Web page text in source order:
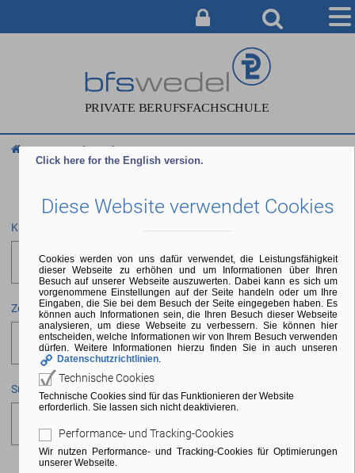
BERATUNG & ANMELDUNG
SERVICE & INFO
Kategorie
Auswählen
Zeitraum
Suchen
Click here for the English version.
Diese Website verwendet Cookies
Cookies werden von uns dafür verwendet, die Leistungsfähigkeit
dieser Webseite zu erhöhen und um Informationen über Ihren
Besuch auf unserer Webseite auszuwerten. Dabei kann es sich um
vorgenommene Einstellungen auf der Seite handeln oder um Ihre
Eingaben, die Sie bei dem Besuch der Seite eingegeben haben. Es
können auch Informationen sein, die Ihren Besuch dieser Webseite
analysieren, um diese Webseite zu verbessern. Sie können hier
entscheiden, welche Informationen wir von Ihrem Besuch verwenden
dürfen. Weitere Informationen hierzu finden Sie in auch unseren
Datenschutzrichtlinien.
Technische Cookies
Technische Cookies sind für das Funktionieren der Website
erforderlich. Sie lassen sich nicht deaktivieren.
Performance- und Tracking-Cookies
Wir nutzen Performance- und Tracking-Cookies für Optimierungen
unserer Webseite.